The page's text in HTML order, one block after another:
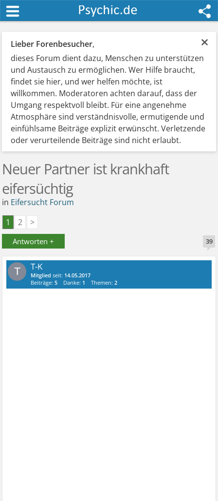
×
Lieber Forenbesucher,
dieses Forum dient dazu, Menschen zu unterstützen
und Austausch zu ermöglichen. Wer Hilfe braucht,
findet sie hier, und wer helfen möchte, ist
willkommen. Moderatoren achten darauf, dass der
Umgang respektvoll bleibt. Für eine angenehme
Atmosphäre sind verständnisvolle, ermutigende und
einfühlsame Beiträge explizit erwünscht. Verletzende
oder verurteilende Beiträge sind nicht erlaubt.
Neuer Partner ist krankhaft
eifersüchtig
in Eifersucht Forum
1
2 >
Antworten + 39
T T-K
Mitglied seit: 14.05.2017
Beiträge:5 Danke: 1 Themen:2